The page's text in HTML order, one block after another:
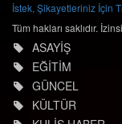
İstek, Şikayetleriniz İçin
Tüm hakları saklıdır.
ASAYİŞ
EĞİTİM
GÜNCEL
KÜLTÜR